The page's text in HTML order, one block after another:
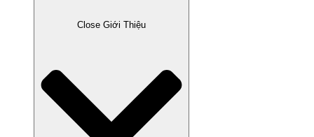
Close Giới Thiệu